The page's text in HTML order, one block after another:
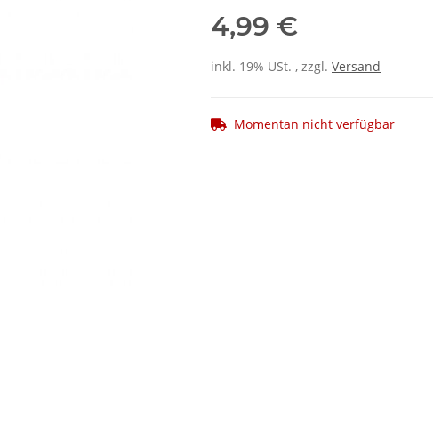
4,99 €
inkl. 19% USt. , zzgl. Versand
Momentan nicht verfügbar